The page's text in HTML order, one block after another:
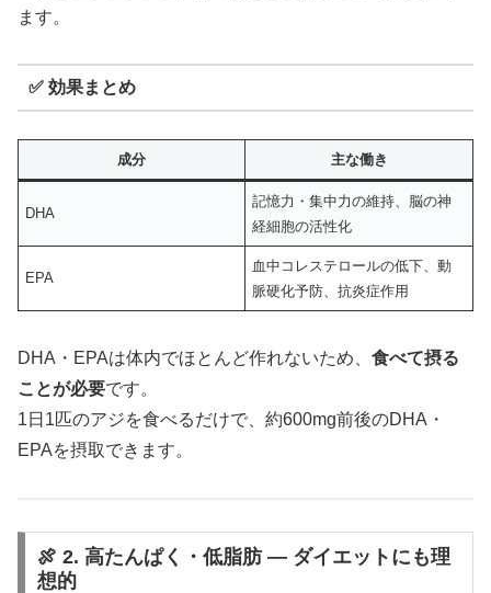
ます。
✅ 効果まとめ
成分 主な働き
DHA
記憶力・集中力の維持、脳の神
経細胞の活性化
EPA
血中コレステロールの低下、動
脈硬化予防、抗炎症作用
DHA・EPAは体内でほとんど作れないため、 食べて摂る
ことが必要です。
1日1匹のアジを食べるだけで、約600mg前後のDHA・
EPAを摂取できます。
🍖 2. 高たんぱく・低脂肪 ― ダイエットにも理
想的